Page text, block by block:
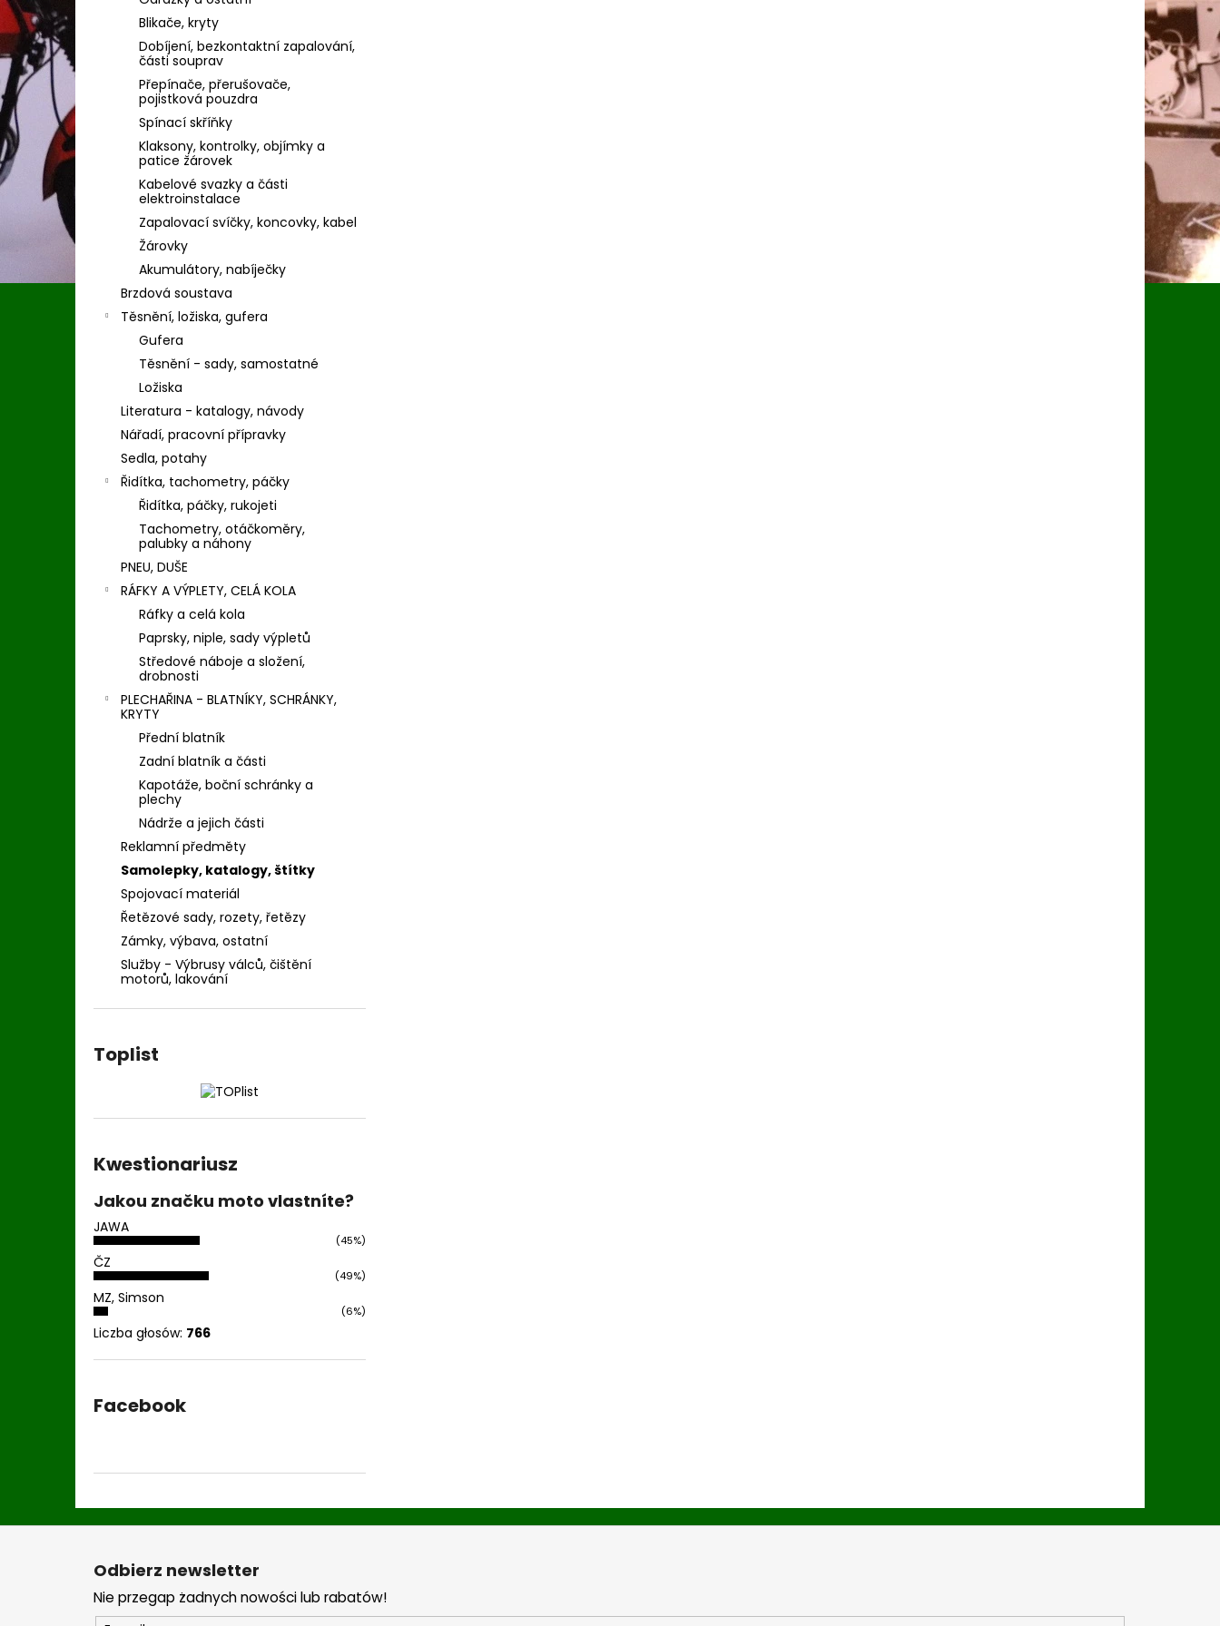
Blikače, kryty
Dobíjení, bezkontaktní zapalování,
části souprav
Přepínače, přerušovače,
pojistková pouzdra
Spínací skříňky
Klaksony, kontrolky, objímky a
patice žárovek
Kabelové svazky a části
elektroinstalace
Zapalovací svíčky, koncovky, kabel
Žárovky
Akumulátory, nabíječky
Brzdová soustava
Těsnění, ložiska, gufera
Gufera
Těsnění - sady, samostatné
Ložiska
Literatura - katalogy, návody
Nářadí, pracovní přípravky
Sedla, potahy
Řidítka, tachometry, páčky
Řidítka, páčky, rukojeti
Tachometry, otáčkoměry,
palubky a náhony
PNEU, DUŠE
RÁFKY A VÝPLETY, CELÁ KOLA
Ráfky a celá kola
Paprsky, niple, sady výpletů
Středové náboje a složení,
drobnosti
PLECHAŘINA - BLATNÍKY, SCHRÁNKY,
KRYTY
Přední blatník
Zadní blatník a části
Kapotáže, boční schránky a
plechy
Nádrže a jejich části
Reklamní předměty
Samolepky, katalogy, štítky
Spojovací materiál
Řetězové sady, rozety, řetězy
Zámky, výbava, ostatní
Služby - Výbrusy válců, čištění
motorů, lakování
Toplist
Kwestionariusz
Jakou značku moto vlastníte?
JAWA
(45%)
ČZ
(49%)
MZ, Simson
(6%)
Liczba głosów: 766
Facebook
S
Odbierz newsletter
Nie przegap żadnych nowości lub rabatów!